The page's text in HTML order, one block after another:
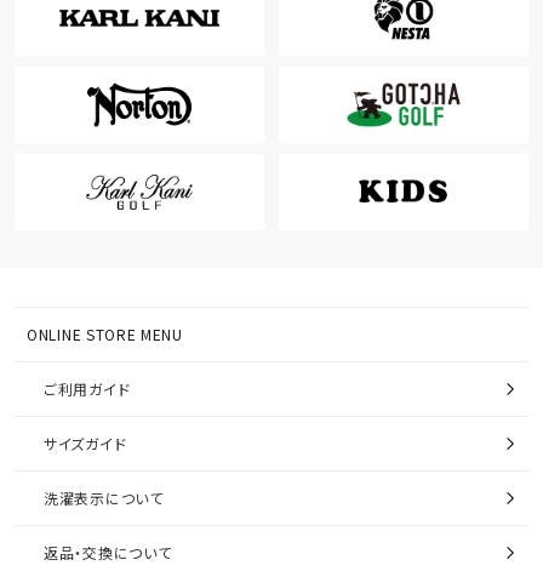
ONLINE STORE MENU
ご利用ガイド
サイズガイド
洗濯表示について
返品・交換について